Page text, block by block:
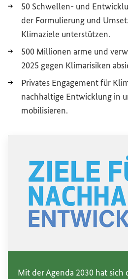
50 Schwellen- und
der Formulierung und
Klimaziele unterstützen.
500 Millionen arme und
2025 gegen Klimarisiken
Privates Engagement für
nachhaltige Entwicklung in
mobilisieren.
Mit der Agenda 2030 hat sich